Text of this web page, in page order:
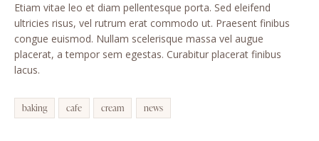
Etiam vitae leo et diam pellentesque porta. Sed eleifend
ultricies risus, vel rutrum erat commodo ut. Praesent finibus
congue euismod. Nullam scelerisque massa vel augue
placerat, a tempor sem egestas. Curabitur placerat finibus
lacus.
baking cafe cream news